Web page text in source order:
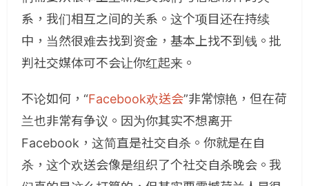
系，我们相互之间的关系。这个项目还在持续
中，当然很难去找到资金，基本上找不到钱。批
判社交媒体可不会让你红起来。
不论如何，“Facebook欢送会”非常惊艳，但在荷
兰也非常有争议。因为你其实不想离开
Facebook，这简直是社交自杀。你就是在自
杀，这个欢送会像是组织了个社交自杀晚会。我